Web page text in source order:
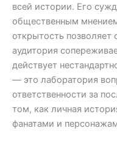
всей истории. Его
общественным
открытость позволяет
аудитория
действует
— это лаборатория
ответственности за
том, как личная
фанатами и